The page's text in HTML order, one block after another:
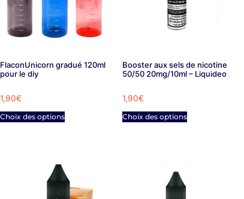
FlaconUnicorn gradué 120ml
pour le diy
1,90€
Choix des options
Booster aux sels de nicotine
50/50 20mg/10ml – Liquideo
1,90€
Choix des options